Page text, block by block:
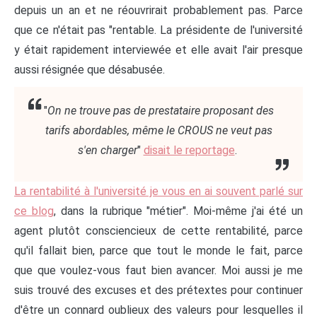
depuis un an et ne réouvrirait probablement pas. Parce
que ce n'était pas "rentable. La présidente de l'université
y était rapidement interviewée et elle avait l'air presque
aussi résignée que désabusée.
"On ne trouve pas de prestataire proposant des
tarifs abordables, même le CROUS ne veut pas
s'en charger" disait le reportage.
La rentabilité à l'université je vous en ai souvent parlé sur
ce blog, dans la rubrique "métier". Moi-même j'ai été un
agent plutôt consciencieux de cette rentabilité, parce
qu'il fallait bien, parce que tout le monde le fait, parce
que que voulez-vous faut bien avancer. Moi aussi je me
suis trouvé des excuses et des prétextes pour continuer
d'être un connard oublieux des valeurs pour lesquelles il